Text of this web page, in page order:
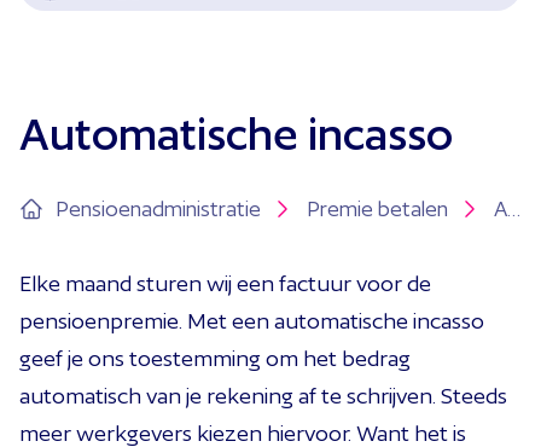
Automatische incasso
Pensioenadministratie Premie betalen Automatische incasso
Elke maand sturen wij een factuur voor de
pensioenpremie. Met een automatische incasso
geef je ons toestemming om het bedrag
automatisch van je rekening af te schrijven. Steeds
meer werkgevers kiezen hiervoor. Want het is